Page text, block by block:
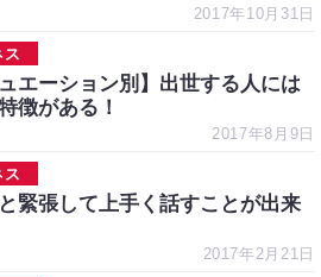
2017年10月31日
ス
ュエーション別】出世する人には
徴がある！
2017年8月9日
ス
緊張して上手く話すことが出来
2017年2月21日